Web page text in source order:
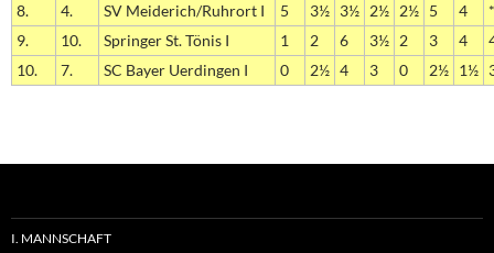
8.
4. SV Meiderich/Ruhrort I 5 3½ 3½ 2½ 2½ 5 4
9.
10. Springer St. Tönis I 1 2 6 3½ 2 3 4
10.
7. SC Bayer Uerdingen I 0 2½ 4 3 0 2½ 1½
I. MANNSCHAFT